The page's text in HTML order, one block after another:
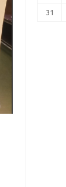
31